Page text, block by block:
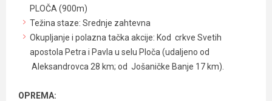
PLOČA (900m)
Težina staze: Srednje zahtevna
Okupljanje i polazna tačka akcije: Kod crkve Svetih
apostola Petra i Pavla u selu Ploča (udaljeno od
Aleksandrovca 28 km; od Jošaničke Banje 17 km).
OPREMA: